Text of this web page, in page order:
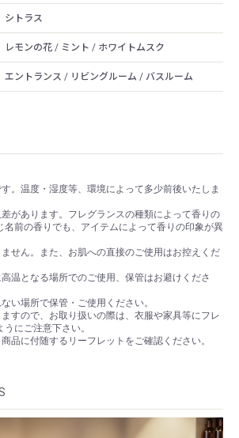
シトラス
レモンの花 / ミント / ホワイトムスク
エントランス / リビングルーム / バスルーム
。温度・湿度等、環境によって多少前後いたしま
があります。フレグランスの種類によって香りの
名前の香りでも、アイテムによって香りの印象が異
せん。また、お肌への直接のご使用はお控えくだ
温となる場所でのご使用、保管はお避けくださ
い場所で保管・ご使用ください。
すので、お取り扱いの際は、衣服や家具等にフレ
にご注意下さい。
品に付随するリーフレットをご確認ください。